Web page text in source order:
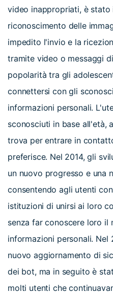
video inappropriati, è
riconoscimento delle
impedito l'invio e la
tramite video o messaggi
popolarità tra gli
connettersi con gli
informazioni personali.
sconosciuti in base all'età,
trova per entrare in
preferisce. Nel 2014, gli
un nuovo progresso e una
consentendo agli utenti
istituzioni di unirsi ai loro
senza far conoscere loro il
informazioni personali.
nuovo aggiornamento di
dei bot, ma in seguito è
molti utenti che